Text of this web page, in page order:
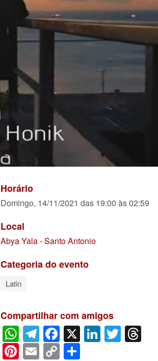
Horário
Domingo, 14/11/2021 das 19:00 às 02:59
Local
Abya Yala - Santo Antonio
Categoria do evento
Latin
Compartilhar com amigos
WhatsApp
Telegram
Facebook
X LinkedIn
Twitter
Pinterest
Email
Copy